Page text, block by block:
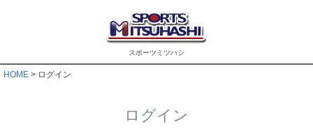
スポーツミツハシ
HOME ログイン
ログイン